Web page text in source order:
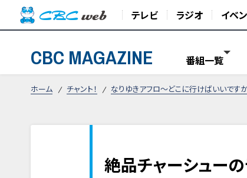
テレビ ラジオ イベ
CBC MAGAZINE 番組一覧
ホーム チャント！ なりゆきアフロ～どこに行けばいいです
絶品チャーシュー